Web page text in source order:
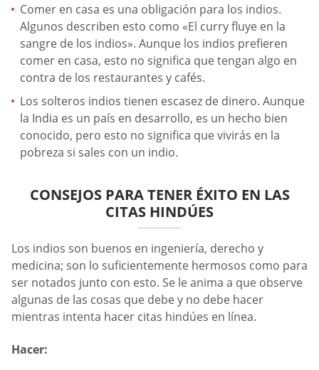
Comer en casa es una obligación para los indios.
Algunos describen esto como «El curry fluye en la
sangre de los indios». Aunque los indios prefieren
comer en casa, esto no significa que tengan algo en
contra de los restaurantes y cafés.
Los solteros indios tienen escasez de dinero. Aunque
la India es un país en desarrollo, es un hecho bien
conocido, pero esto no significa que vivirás en la
pobreza si sales con un indio.
CONSEJOS PARA TENER ÉXITO EN LAS
CITAS HINDÚES
Los indios son buenos en ingeniería, derecho y
medicina; son lo suficientemente hermosos como para
ser notados junto con esto. Se le anima a que observe
algunas de las cosas que debe y no debe hacer
mientras intenta hacer citas hindúes en línea.
Hacer: